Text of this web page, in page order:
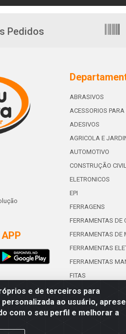
e de terceiros para
ao usuário,
com o seu perfil e melhorar a
Pedidos
ABRASIVOS
ACESSORIOS
ADESIVOS
AGRICOLA E
AUTOMOTIVO
CONSTRUÇÃO
ELETRONICOS
EPI
FERRAGENS
FERRAMENTAS DE
FERRAMENTAS DE
FERRAMENTAS
FERRAMENTAS
FITAS
& Silva - Rua Padre Jose de Souza